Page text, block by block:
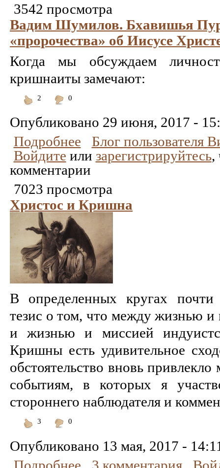
3542 просмотра
Вадим Шумилов. Бхавишья
«пророчества» об Иисусе
Когда мы обсуждаем
кришнаиты замечают:
2
0
Опубликовано 29 июня, 2017 -
Подробнее
Блог пользователя
Войдите или зарегистрируйтесь,
комментарии
7023 просмотра
Христос и Кришна
В определенных кругах
тезис о том, что между жизнью
и жизнью и миссией
Кришны есть удивительное
обстоятельство вновь
событиям, в которых я
стороннего наблюдателя и
3
0
Опубликовано 13 мая, 2017 -